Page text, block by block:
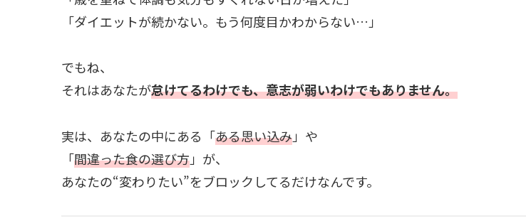
「ダイエットが続かない。もう何度目かわからない…」
でもね、
それはあなたが怠けてるわけでも、意志が弱いわけでもありません。
実は、あなたの中にある「ある思い込み」や
「間違った食の選び方」が、
あなたの“変わりたい”をブロックしてるだけなんです。